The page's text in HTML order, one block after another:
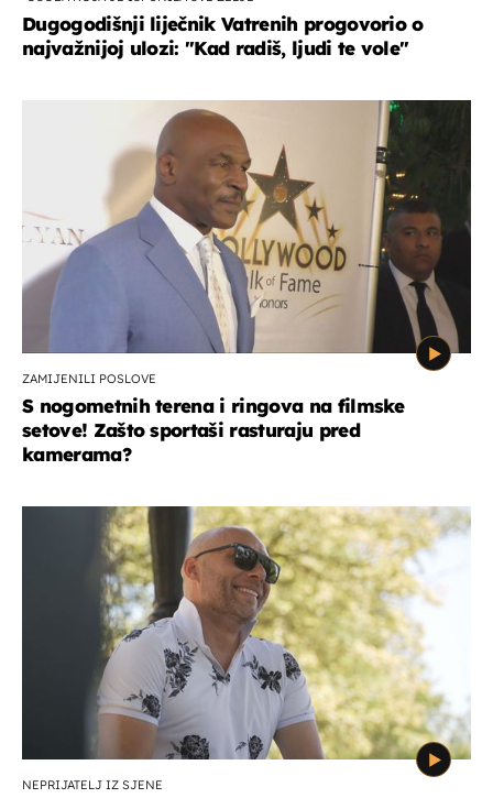
Dugogodišnji liječnik Vatrenih progovorio o
najvažnijoj ulozi: "Kad radiš, ljudi te vole"
ZAMIJENILI POSLOVE
S nogometnih terena i ringova na filmske
setove! Zašto sportaši rasturaju pred
kamerama?
NEPRIJATELJ IZ SJENE